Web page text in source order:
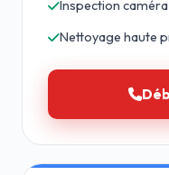
Inspection caméra
Nettoyage haute